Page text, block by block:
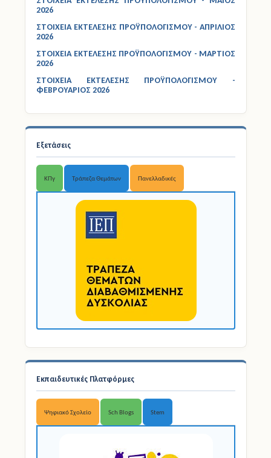
ΣΤΟΙΧΕΙΑ ΕΚΤΕΛΕΣΗΣ ΠΡΟΫΠΟΛΟΓΙΣΜΟΥ - ΜΑΪΟΣ
2026
ΣΤΟΙΧΕΙΑ ΕΚΤΕΛΕΣΗΣ ΠΡΟΫΠΟΛΟΓΙΣΜΟΥ - ΑΠΡΙΛΙΟΣ
2026
ΣΤΟΙΧΕΙΑ ΕΚΤΕΛΕΣΗΣ ΠΡΟΫΠΟΛΟΓΙΣΜΟΥ - ΜΑΡΤΙΟΣ
2026
ΣΤΟΙΧΕΙΑ ΕΚΤΕΛΕΣΗΣ ΠΡΟΫΠΟΛΟΓΙΣΜΟΥ -
ΦΕΒΡΟΥΑΡΙΟΣ 2026
Εξετάσεις
ΚΠγ Τράπεζα Θεμάτων Πανελλαδικές
Εκπαιδευτικές Πλατφόρμες
Ψηφιακό Σχολείο Sch Blogs